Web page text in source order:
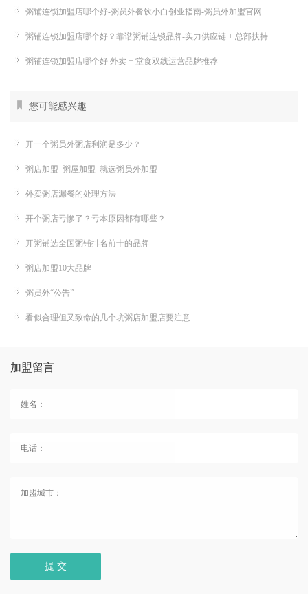
粥铺连锁加盟店哪个好-粥员外餐饮小白创业指南-粥员外加盟官网
粥铺连锁加盟店哪个好？靠谱粥铺连锁品牌-实力供应链 + 总部扶持
粥铺连锁加盟店哪个好 外卖 + 堂食双线运营品牌推荐
您可能感兴趣
开一个粥员外粥店利润是多少？
粥店加盟_粥屋加盟_就选粥员外加盟
外卖粥店漏餐的处理方法
开个粥店亏惨了？亏本原因都有哪些？
开粥铺选全国粥铺排名前十的品牌
粥店加盟10大品牌
粥员外“公告”
看似合理但又致命的几个坑粥店加盟店要注意
加盟留言
提 交